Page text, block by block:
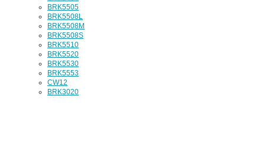
BRK5505
BRK5508L
BRK5508M
BRK5508S
BRK5510
BRK5520
BRK5530
BRK5553
CW12
BRK3020